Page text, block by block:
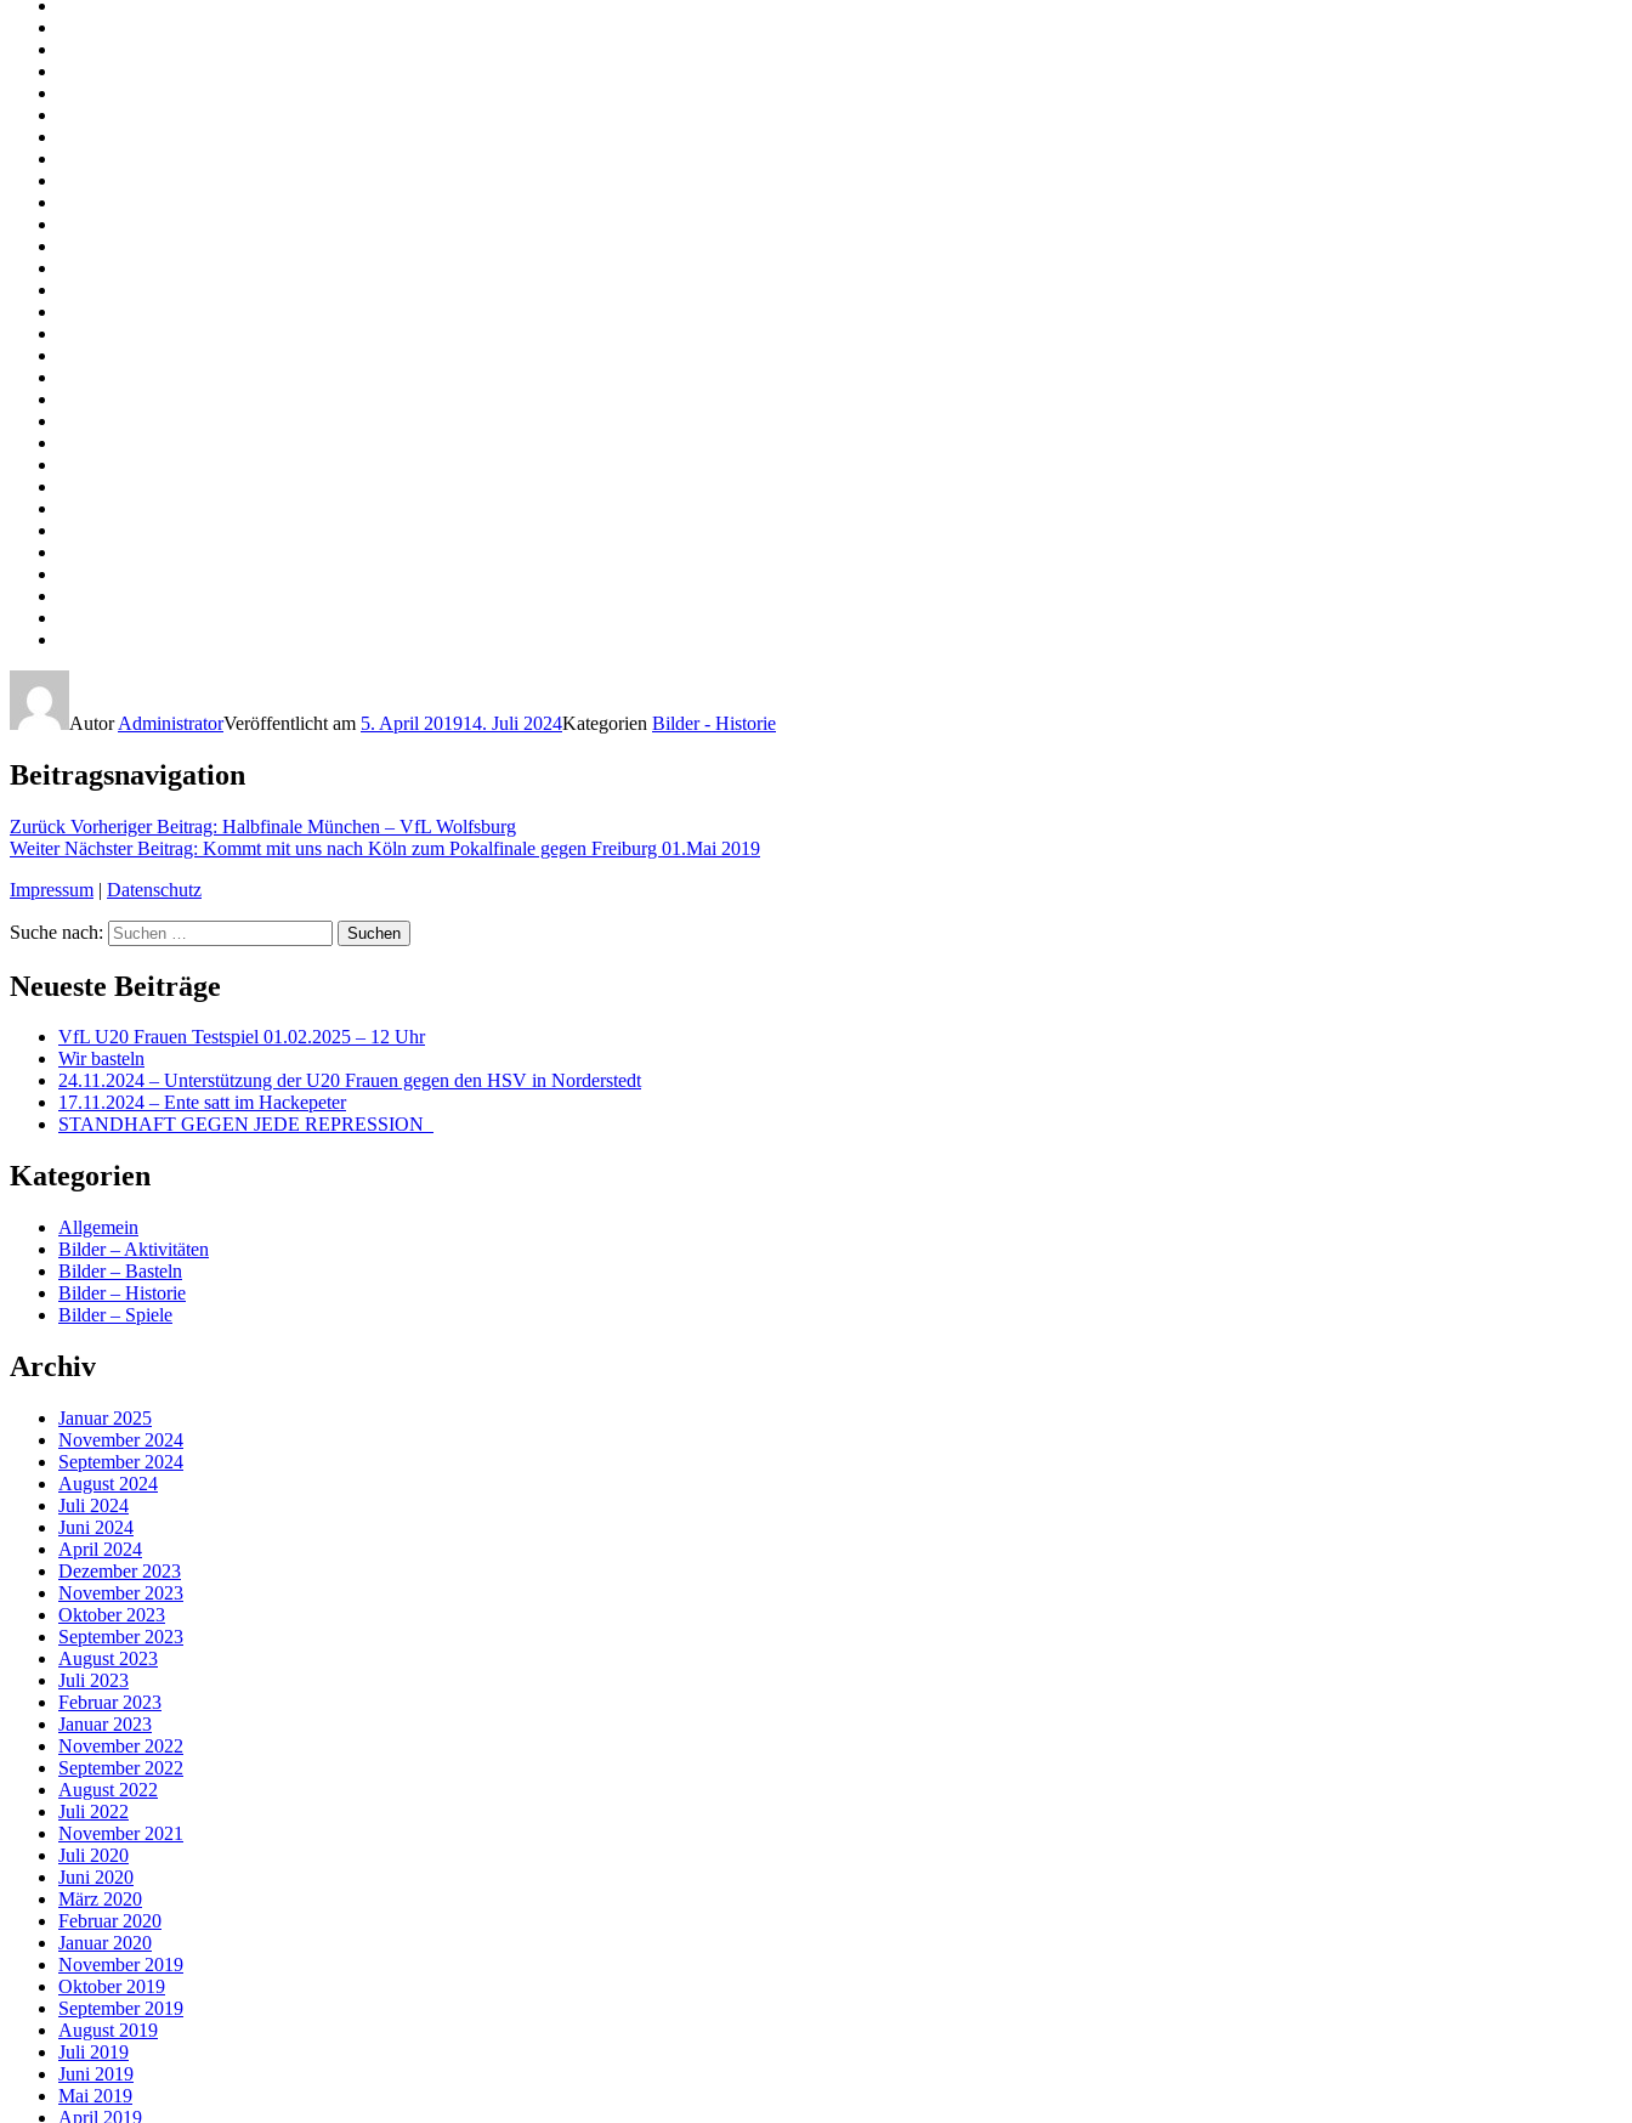
AutorAdministratorVeröffentlicht am 5. April 201914. Juli 2024Kategorien Bilder - Historie
Beitragsnavigation
Zurück Vorheriger Beitrag: Halbfinale München – VfL Wolfsburg
Weiter Nächster Beitrag: Kommt mit uns nach Köln zum Pokalfinale gegen Freiburg 01.Mai 2019
Impressum | Datenschutz
Suche nach: Suchen
Neueste Beiträge
VfL U20 Frauen Testspiel 01.02.2025 – 12 Uhr
Wir basteln
24.11.2024 – Unterstützung der U20 Frauen gegen den HSV in Norderstedt
17.11.2024 – Ente satt im Hackepeter
STANDHAFT GEGEN JEDE REPRESSION
Kategorien
Allgemein
Bilder – Aktivitäten
Bilder – Basteln
Bilder – Historie
Bilder – Spiele
Archiv
Januar 2025
November 2024
September 2024
August 2024
Juli 2024
Juni 2024
April 2024
Dezember 2023
November 2023
Oktober 2023
September 2023
August 2023
Juli 2023
Februar 2023
Januar 2023
November 2022
September 2022
August 2022
Juli 2022
November 2021
Juli 2020
Juni 2020
März 2020
Februar 2020
Januar 2020
November 2019
Oktober 2019
September 2019
August 2019
Juli 2019
Juni 2019
Mai 2019
April 2019